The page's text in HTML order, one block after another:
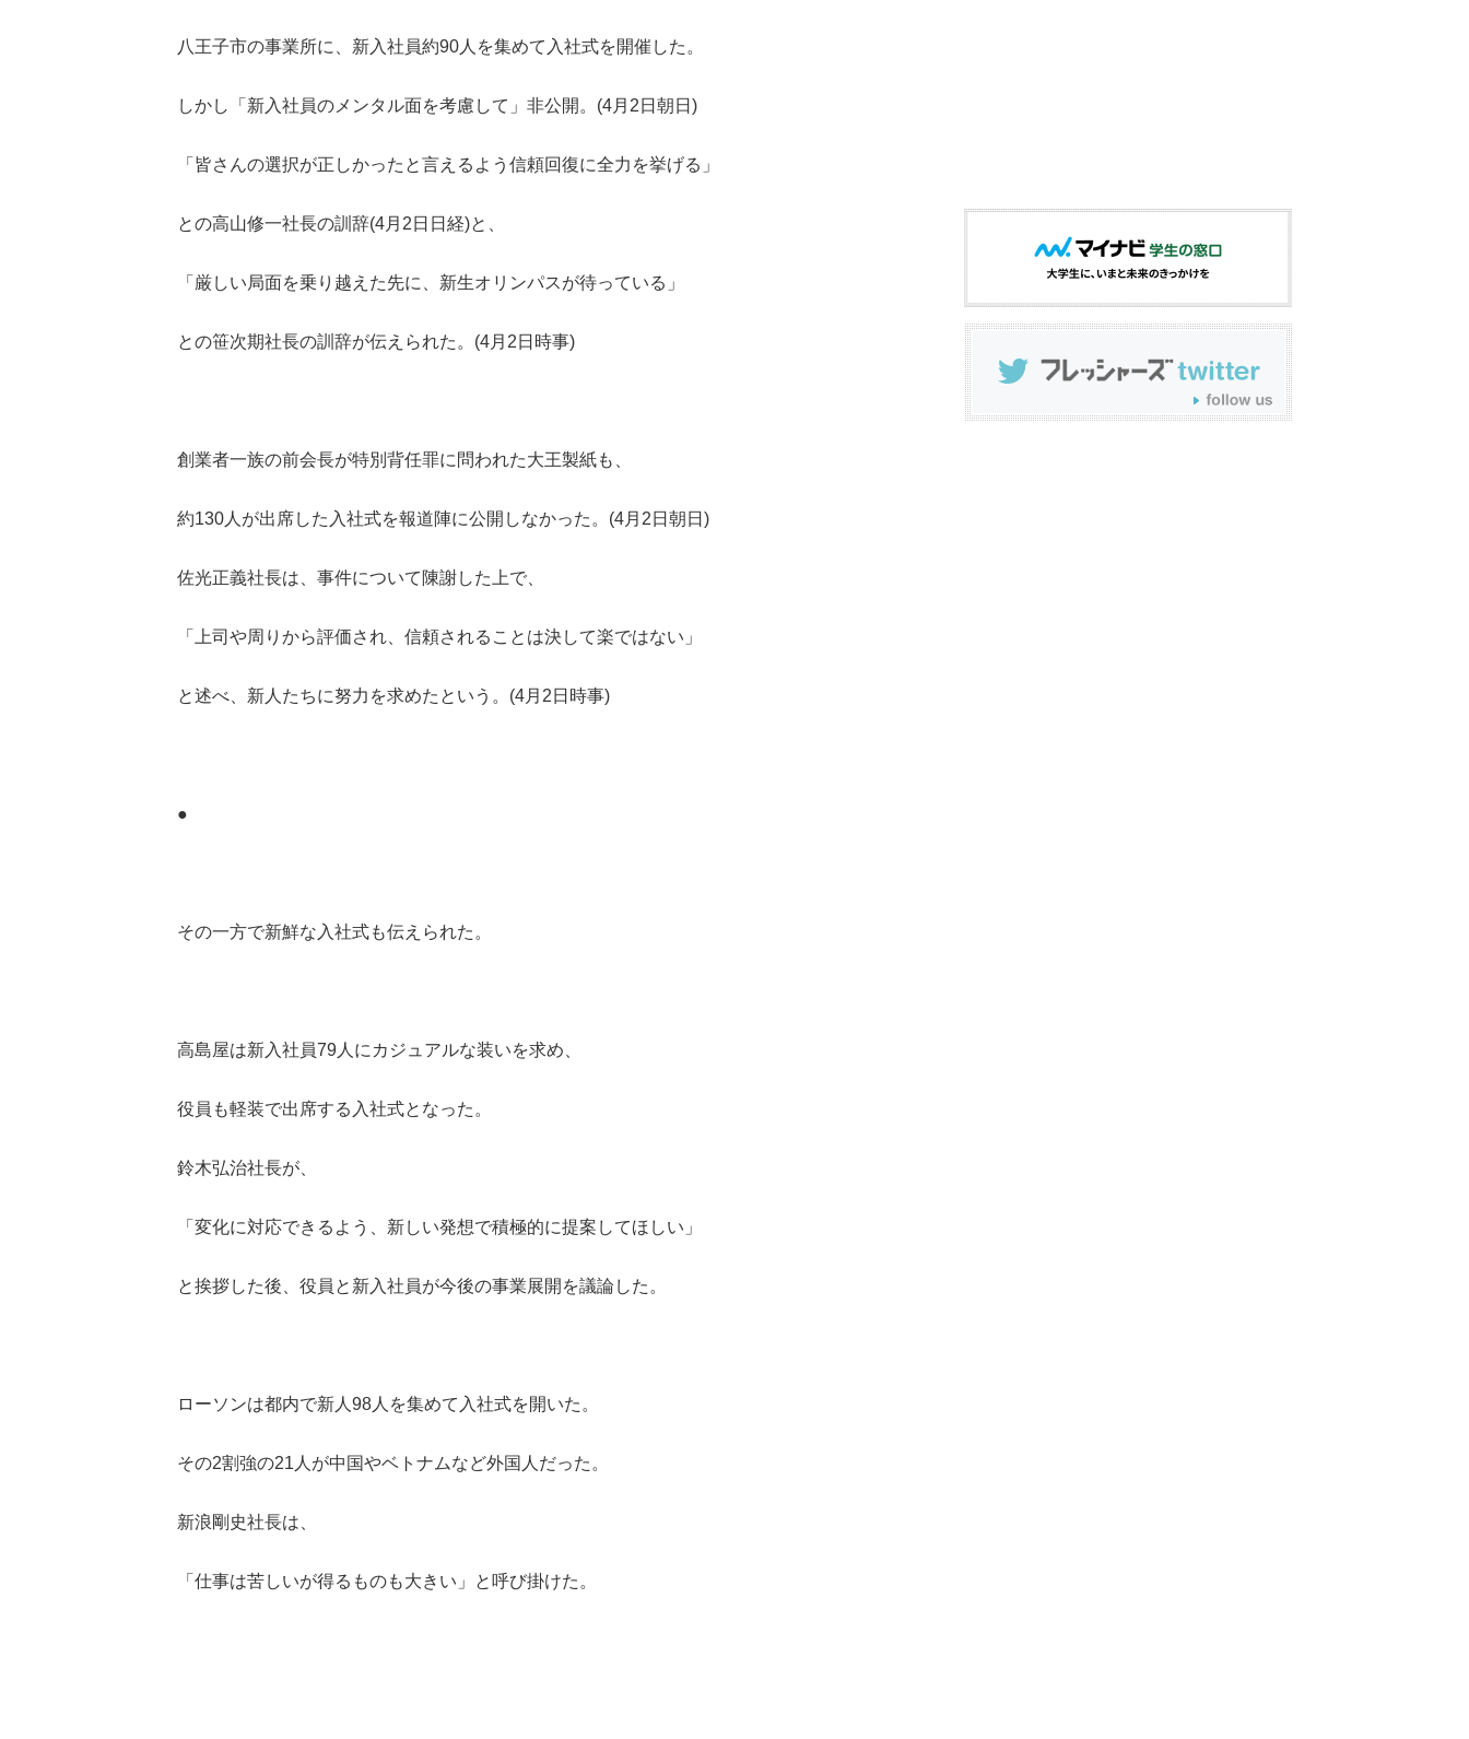
八王子市の事業所に、新入社員約90人を集めて入社式を開催した。
しかし「新入社員のメンタル面を考慮して」非公開。(4月2日朝日)
「皆さんの選択が正しかったと言えるよう信頼回復に全力を挙げる」
との高山修一社長の訓辞(4月2日日経)と、
「厳しい局面を乗り越えた先に、新生オリンパスが待っている」
との笹次期社長の訓辞が伝えられた。(4月2日時事)
創業者一族の前会長が特別背任罪に問われた大王製紙も、
約130人が出席した入社式を報道陣に公開しなかった。(4月2日朝日)
佐光正義社長は、事件について陳謝した上で、
「上司や周りから評価され、信頼されることは決して楽ではない」
と述べ、新人たちに努力を求めたという。(4月2日時事)
●
その一方で新鮮な入社式も伝えられた。
高島屋は新入社員79人にカジュアルな装いを求め、
役員も軽装で出席する入社式となった。
鈴木弘治社長が、
「変化に対応できるよう、新しい発想で積極的に提案してほしい」
と挨拶した後、役員と新入社員が今後の事業展開を議論した。
ローソンは都内で新人98人を集めて入社式を開いた。
その2割強の21人が中国やベトナムなど外国人だった。
新浪剛史社長は、
「仕事は苦しいが得るものも大きい」と呼び掛けた。